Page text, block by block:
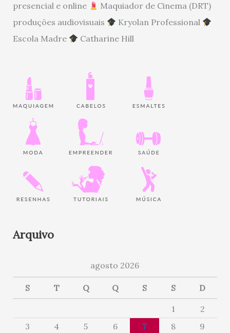
presencial e online
Maquiador de Cinema (DRT)
produções audiovisuais
Kryolan Professional
Escola Madre
Catharine Hill
Arquivo
agosto 2026
S T Q Q S S D
1
2
3
4 5 6 7 8
9